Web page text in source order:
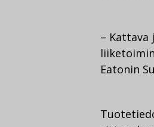
– Kattava
Eatonin